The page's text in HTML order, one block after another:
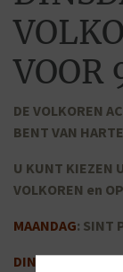
VOOR
DE VOLKOREN
BENT VAN
U KUNT KIEZEN
VOLKOREN en
MAANDAG: SINT
DINSDAG: